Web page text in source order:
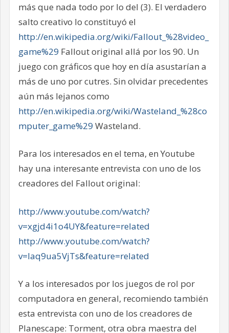
más que nada todo por lo del (3). El verdadero
salto creativo lo constituyó el
http://en.wikipedia.org/wiki/Fallout_%28video_
game%29 Fallout original allá por los 90. Un
juego con gráficos que hoy en día asustarían a
más de uno por cutres. Sin olvidar precedentes
aún más lejanos como
http://en.wikipedia.org/wiki/Wasteland_%28co
mputer_game%29 Wasteland.
Para los interesados en el tema, en Youtube
hay una interesante entrevista con uno de los
creadores del Fallout original:
http://www.youtube.com/watch?
v=xgjd4i1o4UY&feature=related
http://www.youtube.com/watch?
v=laq9ua5VjTs&feature=related
Y a los interesados por los juegos de rol por
computadora en general, recomiendo también
esta entrevista con uno de los creadores de
Planescape: Torment, otra obra maestra del